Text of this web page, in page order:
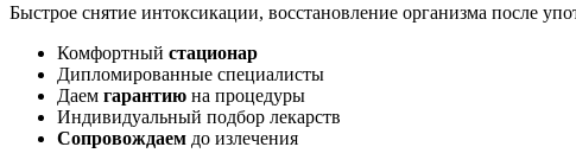
Быстрое снятие интоксикации, восстановление организма после
Комфортный стационар
Дипломированные специалисты
Даем гарантию на процедуры
Индивидуальный подбор лекарств
Сопровождаем до излечения